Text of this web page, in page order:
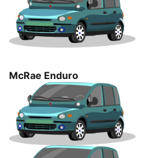
McRae Enduro